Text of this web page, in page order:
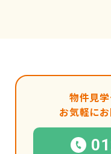
物件見
お気軽に